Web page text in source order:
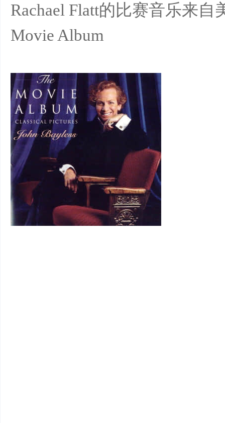
Rachael Flatt的比赛音乐来自
Movie Album